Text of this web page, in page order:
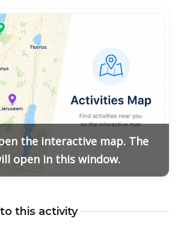
the interactive map. The
open in this window.
this activity